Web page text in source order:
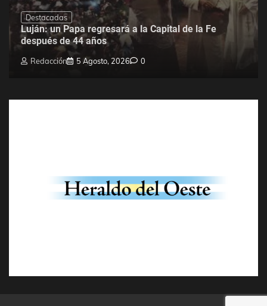
Destacadas
Luján: un Papa regresará a la Capital de la Fe
después de 44 años
Redacción 5 Agosto, 2026 0